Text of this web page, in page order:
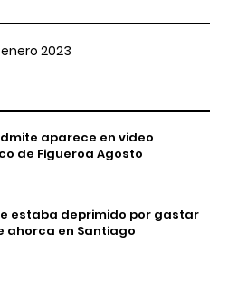
aparece en video
de Figueroa Agosto
estaba deprimido por gastar
ahorca en Santiago